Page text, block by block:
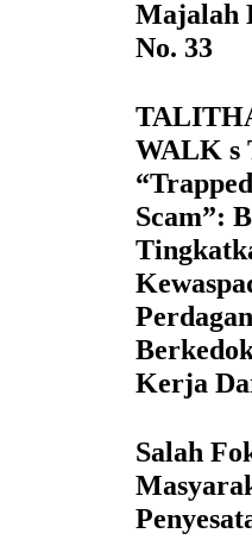
Majalah
No. 33
WALK s
Scam”:
Kerja
Salah